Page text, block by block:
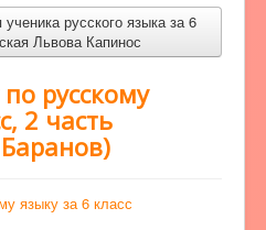
русского языка за 6
Львова Капинос
русскому
2 часть
языку за 6 класс